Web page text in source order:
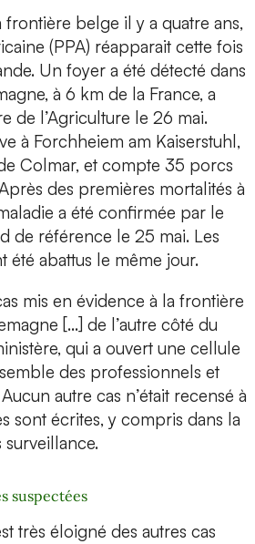
belge il y a quatre ans,
(PPA) réapparait cette fois
Un foyer a été détecté dans
à 6 km de la France, a
de l’Agriculture le 26 mai.
à Forchheiem am Kaiserstuhl,
Colmar, et compte 35 porcs
des premières mortalités à
a été confirmée par le
de référence le 25 mai. Les
été abattus le même jour.
mis en évidence à la frontière
[…] de l’autre côté du
qui a ouvert une cellule
des professionnels et
autre cas n’était recensé à
sont écrites, y compris dans la
surveillance.
suspectées
très éloigné des autres cas